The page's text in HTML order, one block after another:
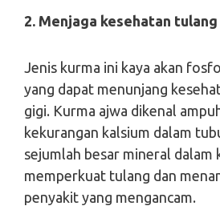
2. Menjaga kesehatan
Jenis kurma ini kaya akan
yang dapat menunjang
gigi. Kurma ajwa dikenal
kekurangan kalsium dalam
sejumlah besar mineral
memperkuat tulang dan
penyakit yang mengancam.